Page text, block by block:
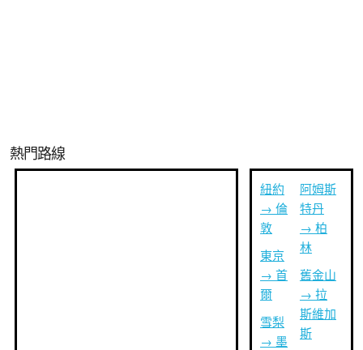
熱門路線
紐約
→ 倫
敦
東京
→ 首
爾
雪梨
→ 墨
阿姆斯
特丹
→ 柏
林
舊金山
→ 拉
斯維加
斯